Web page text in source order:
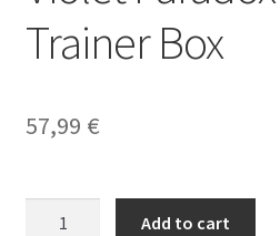
Yu-Gi-Oh!
Trainer Box
57,99 €
Add to cart